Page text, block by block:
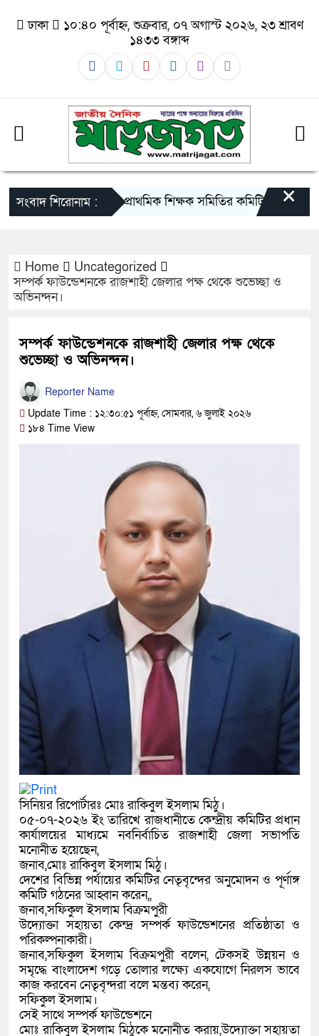
ঢাকা
১০:৪০ পূর্বাহ্ন, শুক্রবার, ০৭ অগাস্ট ২০২৬, ২৩ শ্রাবণ
১৪৩৩ বঙ্গাব্দ
সংবাদ শিরোনাম :
নবগঠিত প্রাথমিক শিক্ষক সমিতির কমিটির সৌজন্য×
Home
Uncategorized
সম্পর্ক ফাউন্ডেশনকে রাজশাহী জেলার পক্ষ থেকে শুভেচ্ছা ও
অভিনন্দন।
সম্পর্ক ফাউন্ডেশনকে রাজশাহী জেলার পক্ষ থেকে
শুভেচ্ছা ও অভিনন্দন।
Reporter Name
Update Time : ১২:৩০:৫১ পূর্বাহ্ন, সোমবার, ৬ জুলাই ২০২৬
১৮৪ Time View
সিনিয়র রিপোর্টারঃ মোঃ রাকিবুল ইসলাম মিঠু।
০৫-০৭-২০২৬ ইং তারিখে রাজধানীতে কেন্দ্রীয় কমিটির প্রধান
কার্যালয়ের মাধ্যমে নবনির্বাচিত রাজশাহী জেলা সভাপতি
মনোনীত হয়েছেন,
জনাব,মোঃ রাকিবুল ইসলাম মিঠু।
দেশের বিভিন্ন পর্যায়ের কমিটির নেতৃবৃন্দের অনুমোদন ও পূর্ণাঙ্গ
কমিটি গঠনের আহ্বান করেন,,
জনাব,সফিকুল ইসলাম বিক্রমপুরী
উদ্যোক্তা সহায়তা কেন্দ্র সম্পর্ক ফাউন্ডেশনের প্রতিষ্ঠাতা ও
পরিকল্পনাকারী।
জনাব,সফিকুল ইসলাম বিক্রমপুরী বলেন, টেকসই উন্নয়ন ও
সমৃদ্ধে বাংলাদেশ গড়ে তোলার লক্ষ্যে একযোগে নিরলস ভাবে
কাজ করবেন নেতৃবৃন্দরা বলে মন্তব্য করেন,
সফিকুল ইসলাম।
সেই সাথে সম্পর্ক ফাউন্ডেশনে
মোঃ রাকিবুল ইসলাম মিঠুকে মনোনীত করায়,উদ্যোক্তা সহায়তা